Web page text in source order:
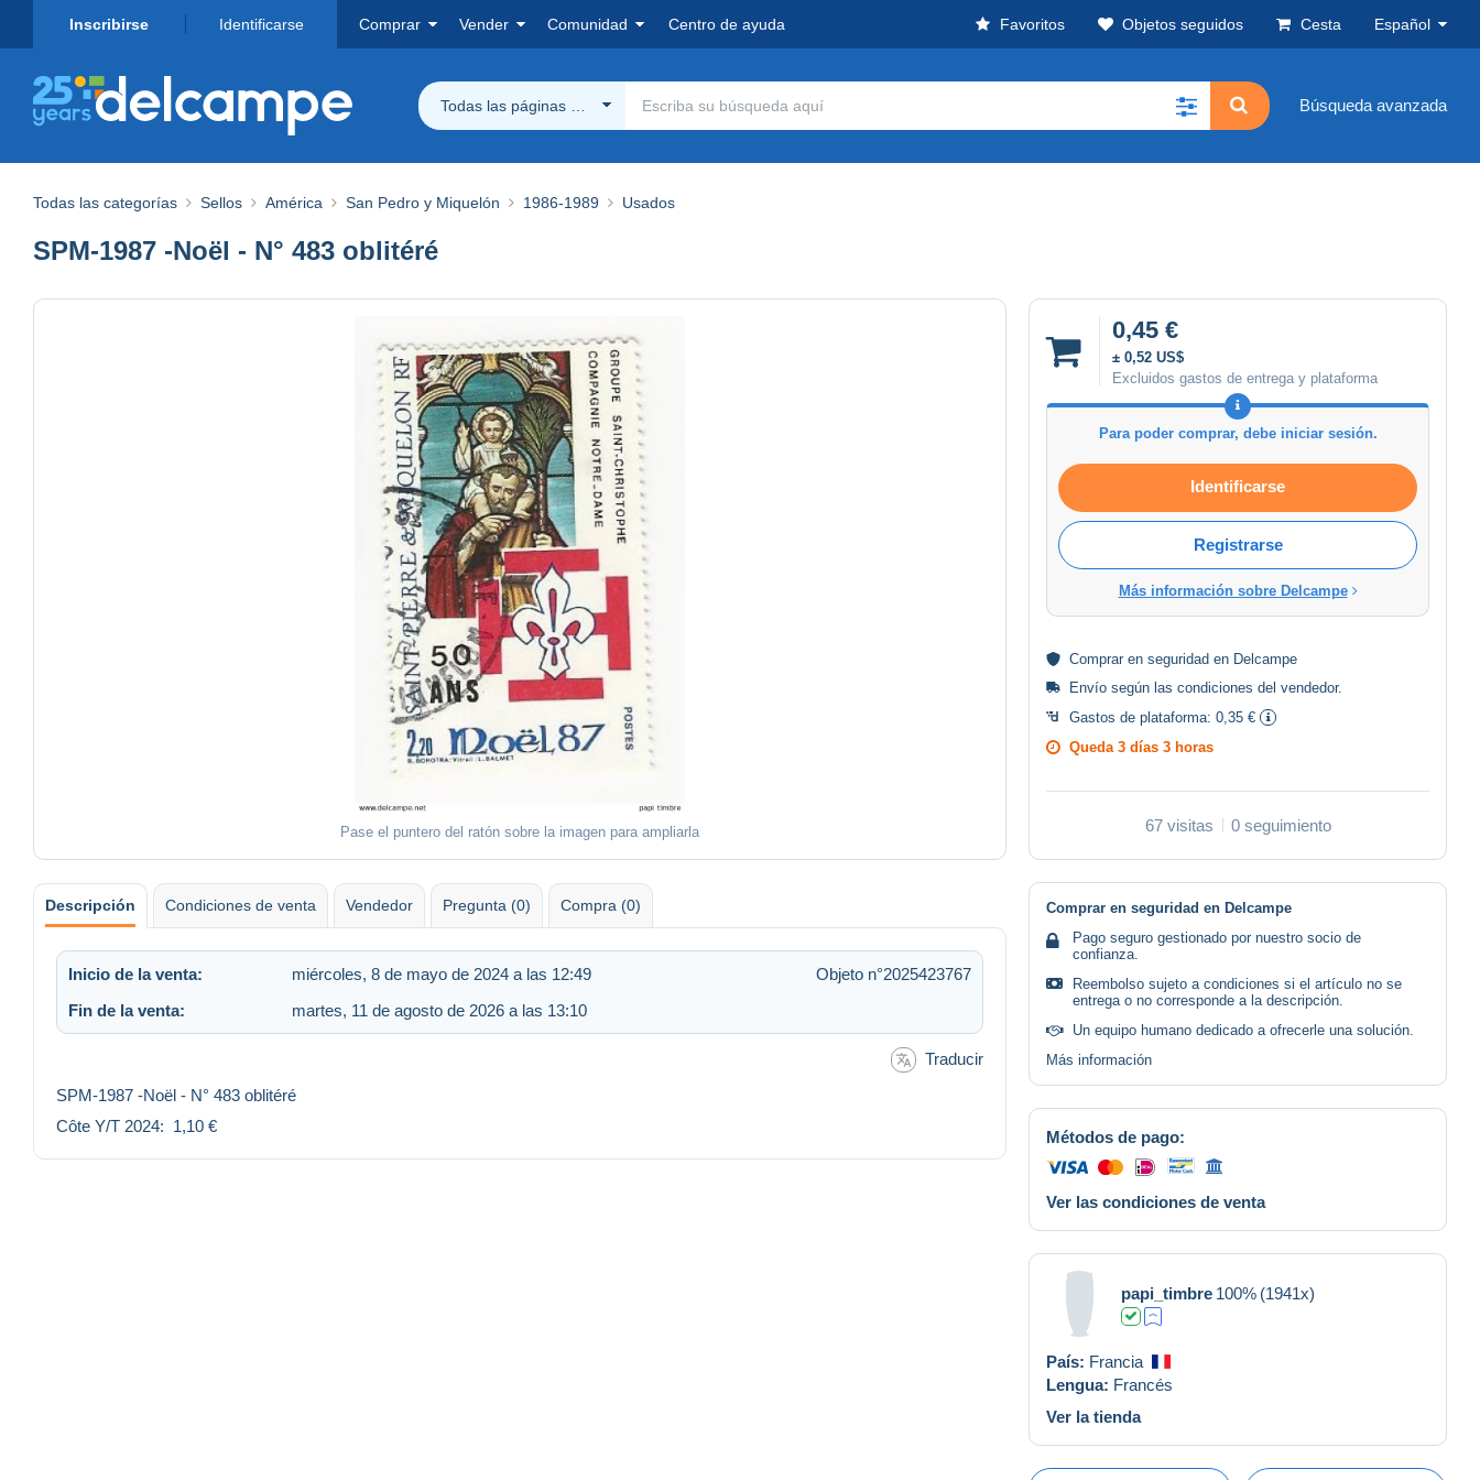
Inscribirse Identificarse Comprar Vender Comunidad Centro de ayuda Favoritos Objetos seguidos Cesta Español
Todas las páginas Delcampe Búsqueda avanzada
Todas las categorías Sellos América San Pedro y Miquelón 1986-1989 Usados
SPM-1987 -Noël - N° 483 oblitéré
Pase el puntero del ratón sobre la imagen para ampliarla
0,45 €
± 0,52 US$
Excluidos gastos de entrega y plataforma
Para poder comprar, debe iniciar sesión.
Identificarse
Registrarse
Más información sobre Delcampe
Comprar en seguridad en Delcampe
Envío según las condiciones del vendedor.
Gastos de plataforma: 0,35 €
Queda 3 días 3 horas
67 visitas 0 seguimiento
Descripción Condiciones de venta Vendedor Pregunta (0) Compra (0)
Inicio de la venta: miércoles, 8 de mayo de 2024 a las 12:49
Objeto n°2025423767
Fin de la venta:
martes, 11 de agosto de 2026 a las 13:10
Traducir
SPM-1987 -Noël - N° 483 oblitéré
Côte Y/T 2024: 1,10 €
Comprar en seguridad en Delcampe
Pago seguro gestionado por nuestro socio de
confianza.
Reembolso sujeto a condiciones si el artículo no se
entrega o no corresponde a la descripción.
Un equipo humano dedicado a ofrecerle una solución.
Más información
Métodos de pago:
Ver las condiciones de venta
papi_timbre 100% (1941x)
País: Francia
Lengua: Francés
Ver la tienda